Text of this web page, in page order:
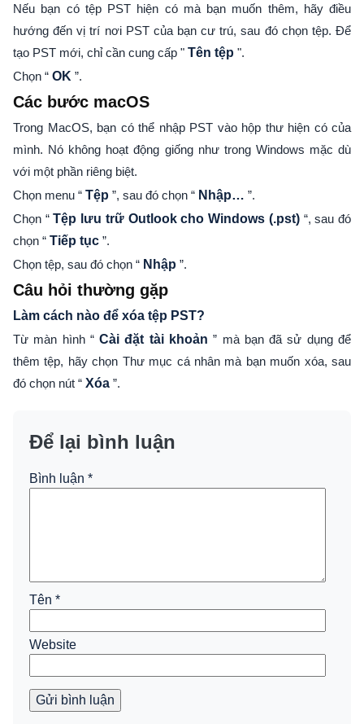
Nếu bạn có tệp PST hiện có mà bạn muốn thêm, hãy điều
hướng đến vị trí nơi PST của bạn cư trú, sau đó chọn tệp. Để
tạo PST mới, chỉ cần cung cấp " Tên tệp ".
Chọn “ OK ”.
Các bước macOS
Trong MacOS, bạn có thể nhập PST vào hộp thư hiện có của
mình. Nó không hoạt động giống như trong Windows mặc dù
với một phần riêng biệt.
Chọn menu “ Tệp ”, sau đó chọn “ Nhập… ”.
Chọn “Tệp lưu trữ Outlook cho Windows (.pst)“, sau đó
chọn “ Tiếp tục ”.
Chọn tệp, sau đó chọn “ Nhập ”.
Câu hỏi thường gặp
Làm cách nào để xóa tệp PST?
Từ màn hình “Cài đặt tài khoản ” mà bạn đã sử dụng để
thêm tệp, hãy chọn Thư mục cá nhân mà bạn muốn xóa, sau
đó chọn nút “ Xóa ”.
Để lại bình luận
Bình luận *
Tên *
Website
Gửi bình luận